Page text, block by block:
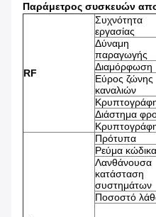
Παράμετρος συσκευών
RF
Συχνότητα
εργασίας
Δύναμη
παραγωγής
Διαμόρφωση
Εύρος ζώνης
καναλιών
Διάστημα
Πρότυπα
Ρεύμα κώδικα
Λανθάνουσα
κατάσταση
συστημάτων
Ποσοστό